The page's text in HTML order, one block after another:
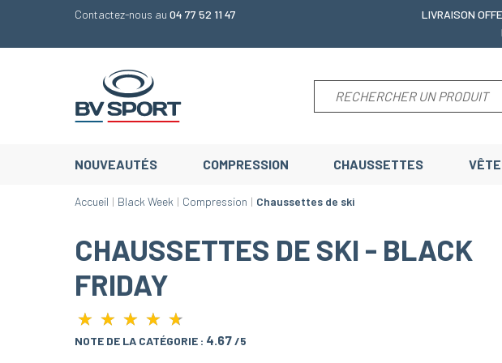
Contactez-nous au 04 77 52 11 47 LIVRAISON
NOUVEAUTÉS COMPRESSION CHAUSSETTES
Accueil Black Week Compression Chaussettes de ski
CHAUSSETTES DE SKI - BLACK
FRIDAY
★ ★ ★ ★ ★
★ ★ ★ ★ ★
NOTE DE LA CATÉGORIE : 4.67/5